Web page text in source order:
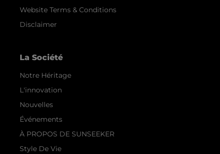
Website Terms & Conditions
Disclaimer
La Société
Notre Héritage
L'innovation
Nouvelles
Événements
À PROPOS DE SUNSEEKER
Style De Vie